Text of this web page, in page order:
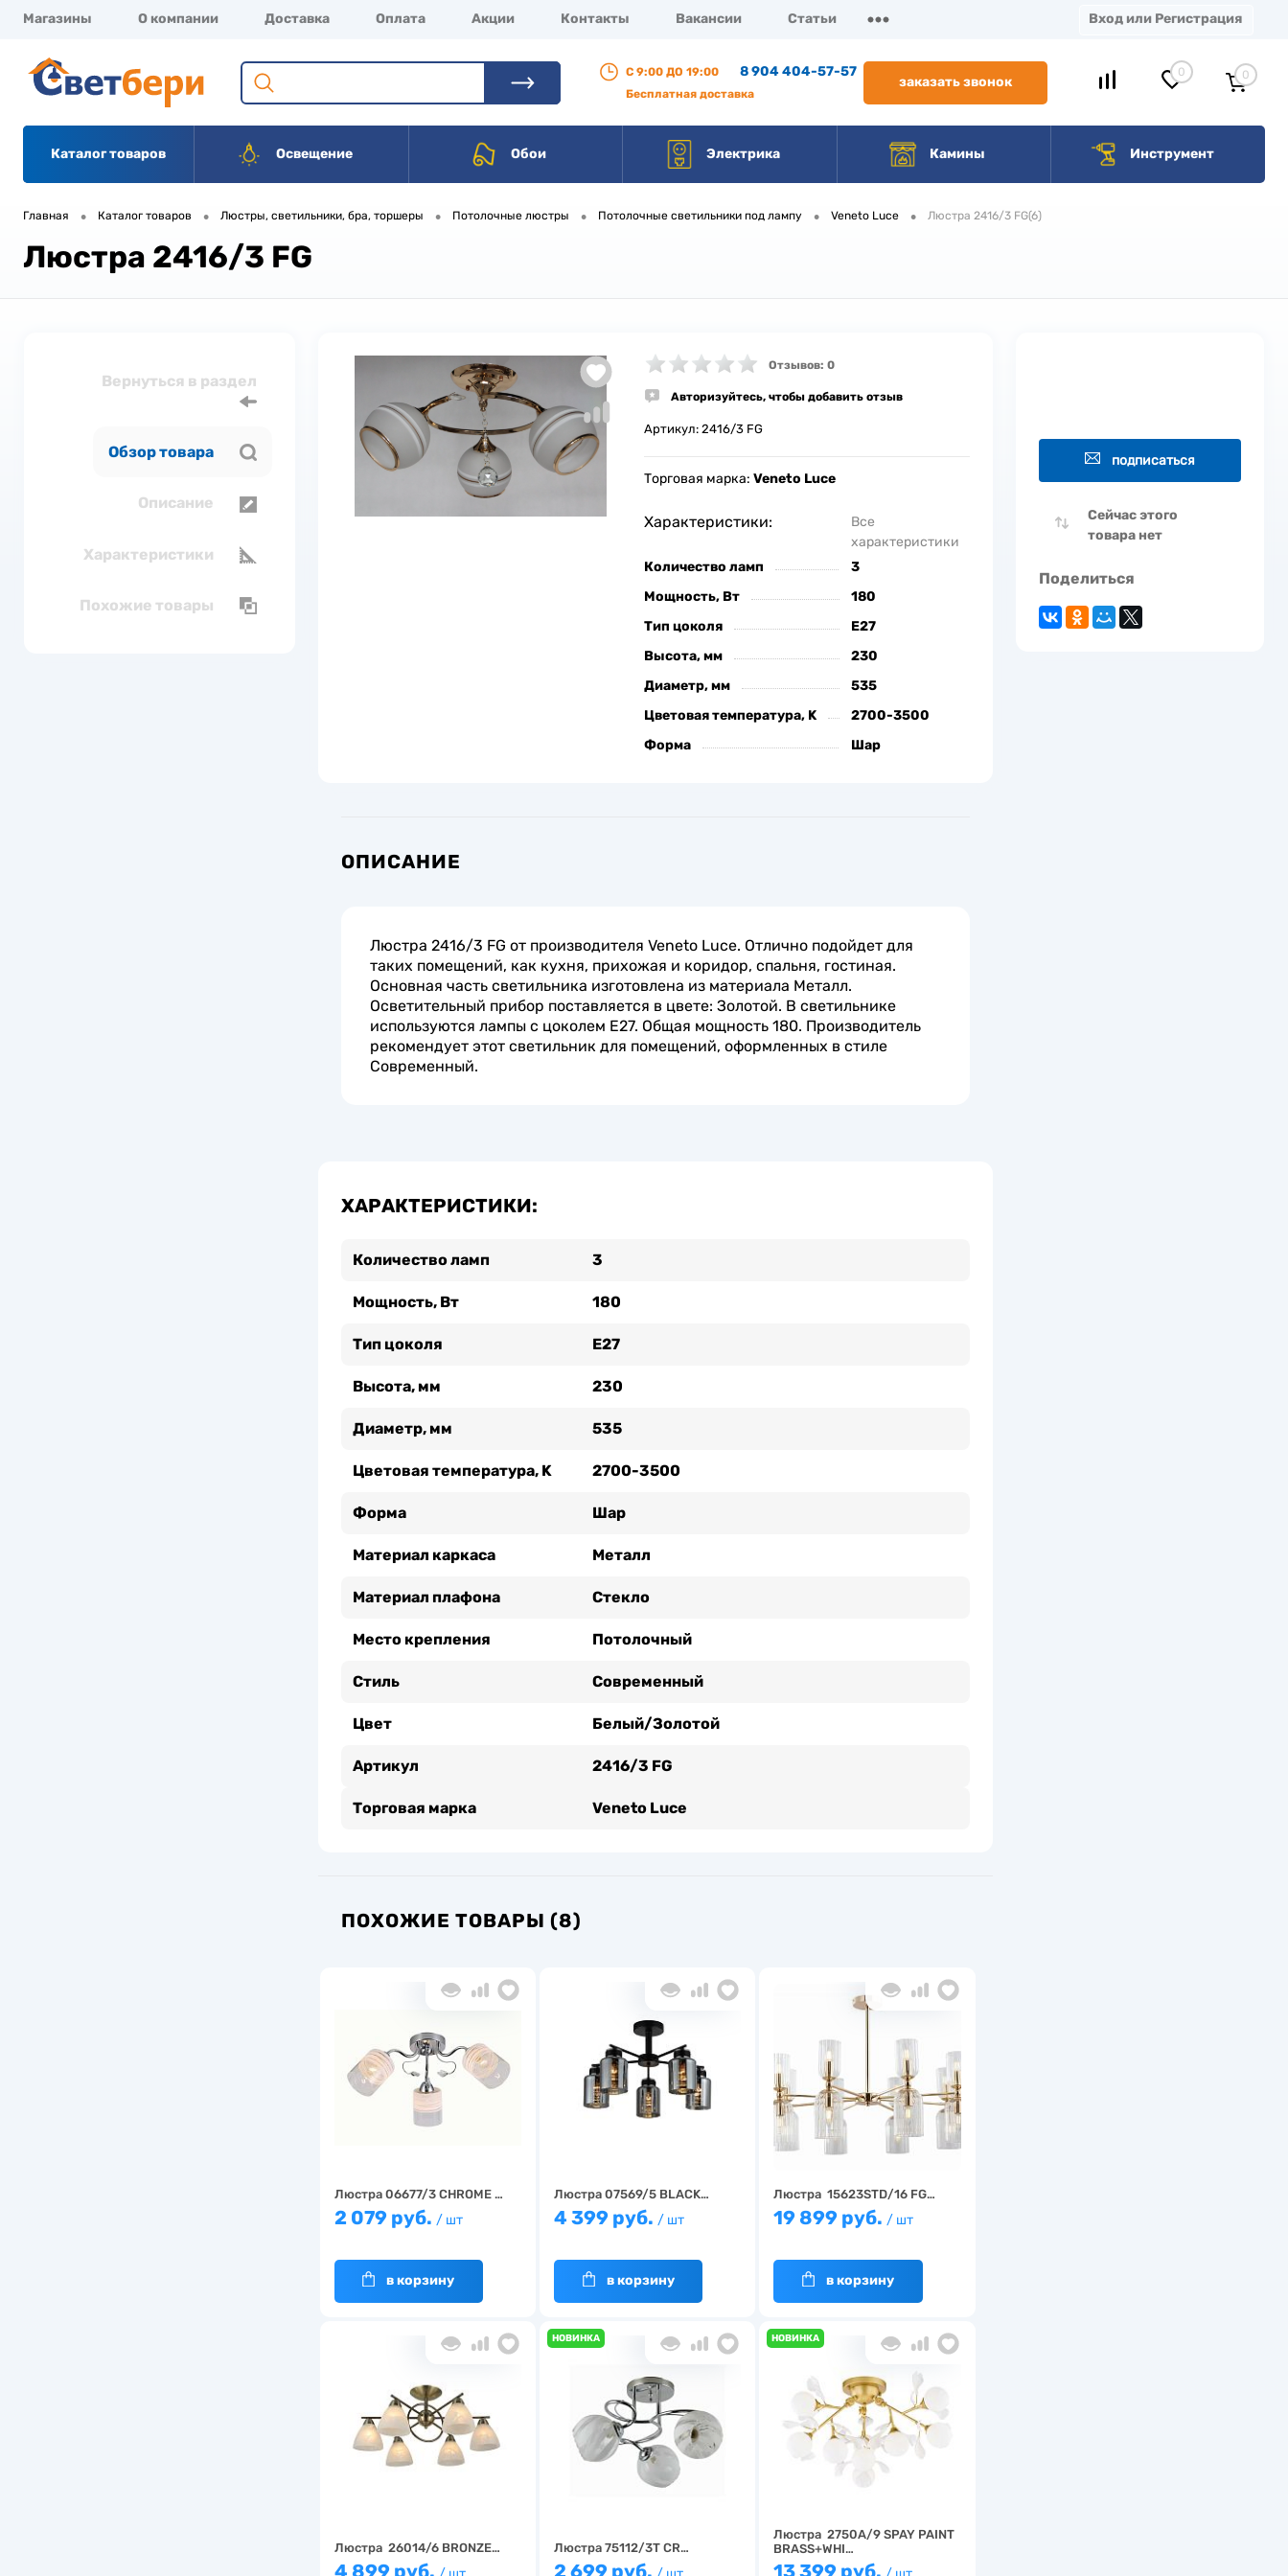
Магазины О компании Доставка Оплата Акции Контакты Вакансии Статьи Вход или Регистрация
С 9:00 ДО 19:00 8 904 404-57-57
Бесплатная доставка
заказать звонок
0 0
Каталог товаров Освещение Обои Электрика Камины Инструмент
Главная • Каталог товаров • Люстры, светильники, бра, торшеры • Потолочные люстры • Потолочные светильники под лампу • Veneto Luce • Люстра 2416/3 FG(6)
Люстра 2416/3 FG
Вернуться в раздел
Обзор товара
Описание
Характеристики
Похожие товары
Отзывов: 0
Авторизуйтесь, чтобы добавить отзыв
Артикул: 2416/3 FG
Торговая марка: Veneto Luce
Характеристики:
Все
характеристики
Количество ламп
3
Мощность, Вт
180
Тип цоколя
Е27
Высота, мм
230
Диаметр, мм
535
Цветовая температура, K
2700-3500
Форма
Шар
ОПИСАНИЕ
Люстра 2416/3 FG от производителя Veneto Luce. Отлично подойдет для
таких помещений, как кухня, прихожая и коридор, спальня, гостиная.
Основная часть светильника изготовлена из материала Металл.
Осветительный прибор поставляется в цвете: Золотой. В светильнике
используются лампы с цоколем E27. Общая мощность 180. Производитель
рекомендует этот светильник для помещений, оформленных в стиле
Современный.
ХАРАКТЕРИСТИКИ:
Количество ламп 3
Мощность, Вт 180
Тип цоколя Е27
Высота, мм 230
Диаметр, мм 535
Цветовая температура, K 2700-3500
Форма Шар
Материал каркаса Металл
Материал плафона Стекло
Место крепления Потолочный
Стиль Современный
Цвет Белый/Золотой
Артикул 2416/3 FG
Торговая марка Veneto Luce
ПОХОЖИЕ ТОВАРЫ (8)
Люстра 06677/3 CHROME …
2 079 руб. / шт
в корзину
Люстра 07569/5 BLACK…
4 399 руб. / шт
в корзину
Люстра 15623STD/16 FG…
19 899 руб. / шт
в корзину
Люстра 26014/6 BRONZE…
4 899 руб.
НОВИНКА
Люстра 75112/3T CR…
2 699 руб.
НОВИНКА
Люстра 2750A/9 SPAY PAINT
BRASS+WHI…
13 399 руб.
подписаться
Сейчас этого
товара нет
Поделиться